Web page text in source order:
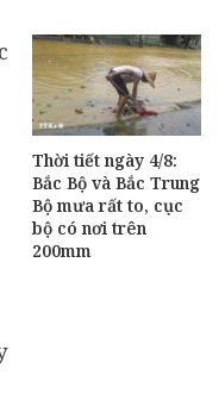
Thời tiết ngày 4/8:
Bắc Bộ và Bắc Trung
Bộ mưa rất to, cục
bộ có nơi trên
200mm